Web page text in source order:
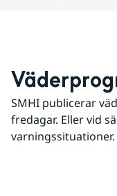
SMHI publicerar
fredagar. Eller vid
varningssituationer.